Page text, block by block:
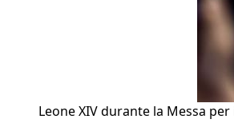
Leone XIV durante la Messa